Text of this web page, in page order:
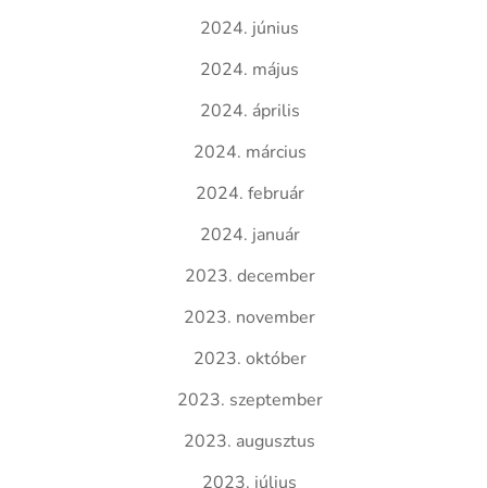
2024. június
2024. május
2024. április
2024. március
2024. február
2024. január
2023. december
2023. november
2023. október
2023. szeptember
2023. augusztus
2023. július